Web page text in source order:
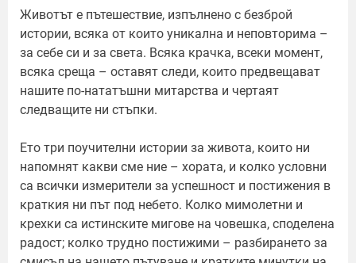
Животът е пътешествие, изпълнено с безброй
истории, всяка от които уникална и неповторима –
за себе си и за света. Всяка крачка, всеки момент,
всяка среща – оставят следи, които предвещават
нашите по-нататъшни митарства и чертаят
следващите ни стъпки.
Ето три поучителни истории за живота, които ни
напомнят какви сме ние – хората, и колко условни
са всички измерители за успешност и постижения в
краткия ни път под небето. Колко мимолетни и
крехки са истинските мигове на човешка, споделена
радост; колко трудно постижими – разбирането за